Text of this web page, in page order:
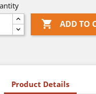
 ADD TO
Product Details